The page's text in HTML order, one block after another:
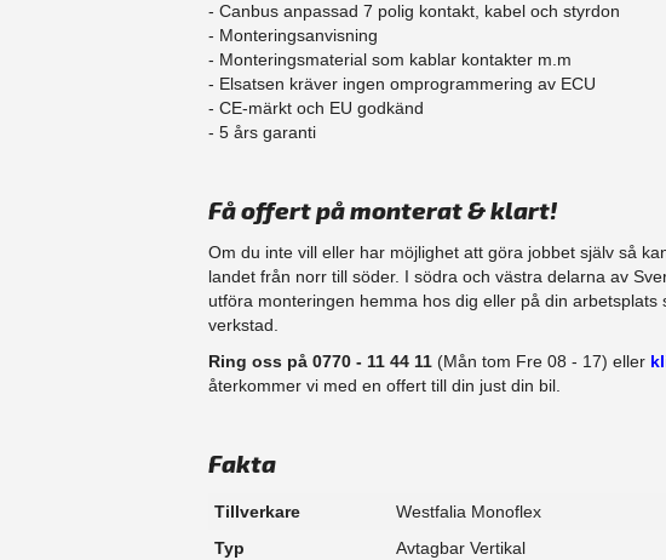
- Canbus anpassad 7 polig kontakt, kabel och styrdon
- Monteringsanvisning
- Monteringsmaterial som kablar kontakter m.m
- Elsatsen kräver ingen omprogrammering av ECU
- CE-märkt och EU godkänd
​- 5 års garanti
Få offert på monterat & klart!
Om du inte vill eller har möjlighet att göra jobbet själv så
landet från norr till söder. I södra och västra delarna av
utföra monteringen hemma hos dig eller på din
verkstad.
Ring oss på 0770 - 11 44 11 (Mån tom Fre 08 - 17) eller
återkommer vi med en offert till din just din bil.
Fakta
Tillverkare
Westfalia Monoflex
Typ
Avtagbar Vertikal